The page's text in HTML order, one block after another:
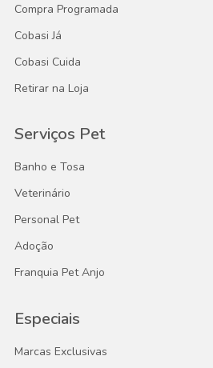
Compra Programada
Cobasi Já
Cobasi Cuida
Retirar na Loja
Serviços Pet
Banho e Tosa
Veterinário
Personal Pet
Adoção
Franquia Pet Anjo
Especiais
Marcas Exclusivas